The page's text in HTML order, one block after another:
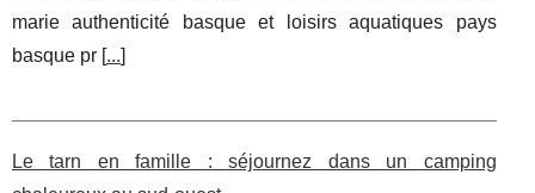
marie authenticité basque et loisirs aquatiques pays
basque pr [...]
Le tarn en famille : séjournez dans un camping